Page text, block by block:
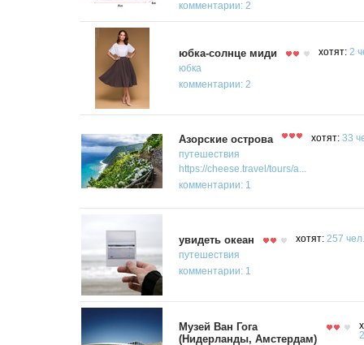
комментарии: 2
юбка-солнце миди хотят: 2
юбка
комментарии: 2
Азорские острова хотят: 33
путешествия
https://cheese.travel/tours/a...
комментарии: 1
увидеть океан хотят: 257 чел.
путешествия
комментарии: 1
Музей Ван Гога
(Нидерланды, Амстердам)